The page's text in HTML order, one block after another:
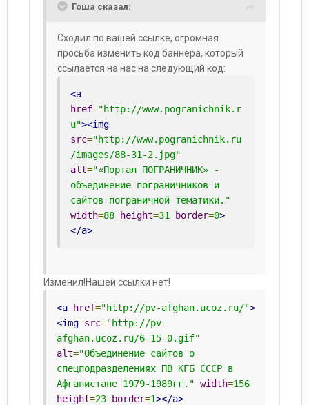
Гоша сказал:
Сходил по вашей ссылке, огромная
просьба изменить код баннера, который
ссылается на нас на следующий код:
<a
href="http://www.pogranichnik.r
u"><img
src="http://www.pogranichnik.ru
/images/88-31-2.jpg"
alt="«Портал ПОГРАНИЧНИК» -
объединение пограничников и
сайтов пограничной тематики."
width=88 height=31 border=0>
</a>
Изменил!Нашей ссылки нет!
<a href="http://pv-afghan.ucoz.ru/">
<img src="http://pv-
afghan.ucoz.ru/6-15-0.gif"
alt="Объединение сайтов о
спецподразделениях ПВ КГБ СССР в
Афганистане 1979-1989гг." width=156
height=23 border=1></a>